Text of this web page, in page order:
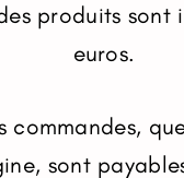
produits sont
euros.
commandes,
sont